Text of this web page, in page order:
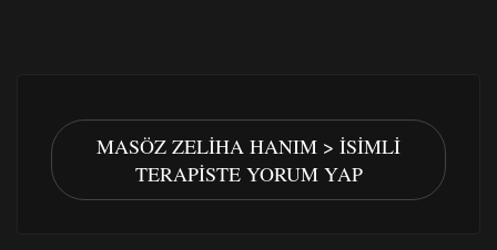
MASÖZ ZELIHA HANIM > İSIMLI
TERAPISTE YORUM YAP